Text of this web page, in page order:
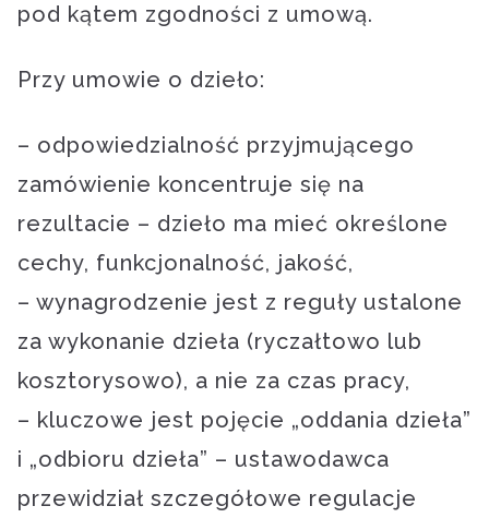
pod kątem zgodności z umową.
Przy umowie o dzieło:
– odpowiedzialność przyjmującego
zamówienie koncentruje się na
rezultacie – dzieło ma mieć określone
cechy, funkcjonalność, jakość,
– wynagrodzenie jest z reguły ustalone
za wykonanie dzieła (ryczałtowo lub
kosztorysowo), a nie za czas pracy,
– kluczowe jest pojęcie „oddania dzieła”
i „odbioru dzieła” – ustawodawca
przewidział szczegółowe regulacje